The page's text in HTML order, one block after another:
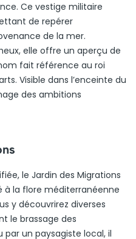
Ce vestige militaire
de repérer
de la mer.
elle offre un aperçu de
fait référence au roi
Visible dans l’enceinte du
des ambitions
le Jardin des Migrations
à la flore méditerranéenne
y découvrirez diverses
le brassage des
par un paysagiste local, il